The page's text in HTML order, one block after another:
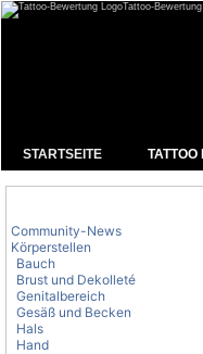
Tattoo-
STARTSEITE TATTOO
Community-News
Körperstellen
Bauch
Brust und Dekolleté
Genitalbereich
Gesäß und Becken
Hals
Hand